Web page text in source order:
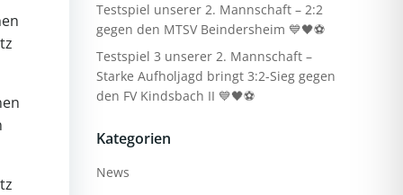
Testspiel unserer 2. Mannschaft – 2:2
gegen den MTSV Beindersheim 💙🖤⚽
Testspiel 3 unserer 2. Mannschaft –
Starke Aufholjagd bringt 3:2-Sieg gegen
den FV Kindsbach II 💙🖤⚽
Kategorien
News